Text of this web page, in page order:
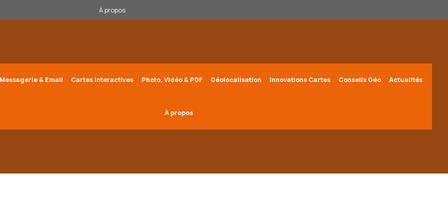
À propos
Messagerie & Email Cartes Interactives Photo, Vidéo & PDF Géolocalisation Innovations Cartes Conseils Géo Actualités
À propos